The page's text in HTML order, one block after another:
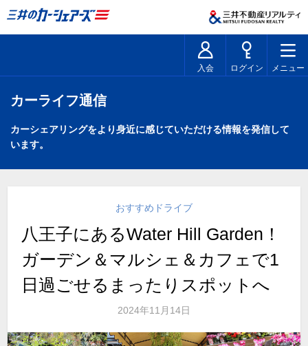
入会 ログイン メニュー
カーライフ通信
カーシェアリングをより身近に感じていただける情報を発信して
います。
おすすめドライブ
八王子にあるWater Hill Garden！
ガーデン＆マルシェ＆カフェで1
日過ごせるまったりスポットへ
2024年11月14日